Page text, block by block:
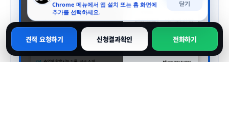
견적 요청하기 신청결과확인 전화하기
Chrome 메뉴에서 앱 설치 또는 홈 화면에
추가를 선택하세요.
닫기